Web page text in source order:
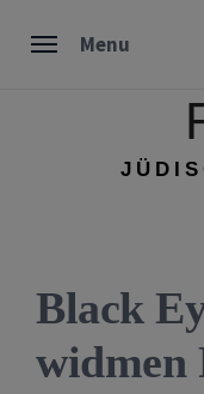
Menu
Black
widmen